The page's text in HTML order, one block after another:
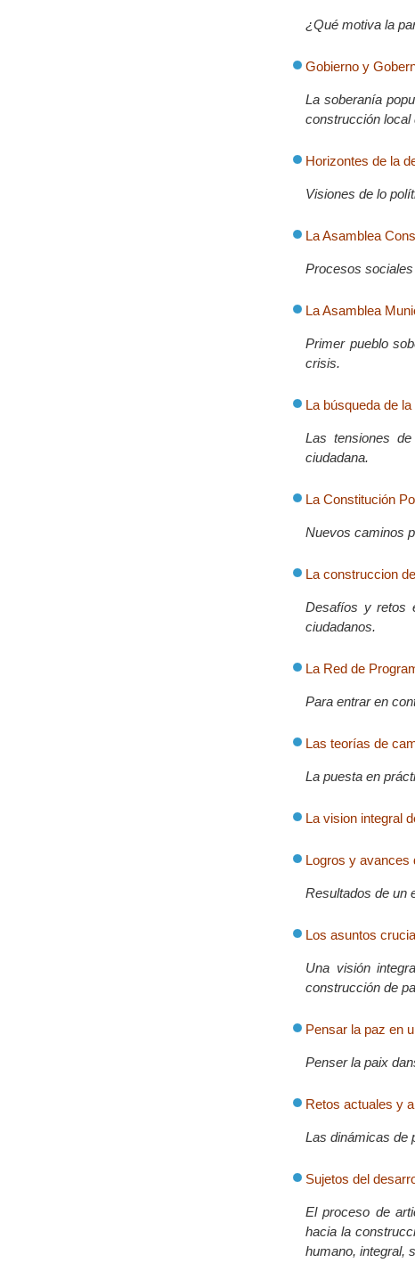
¿Qué motiva la
Gobierno y
La soberanía
construcción local
Horizontes de la
Visiones de lo
La Asamblea
Procesos
La Asamblea
Primer pueblo
crisis.
La búsqueda de
Las tensiones
ciudadana.
La Constitución
Nuevos caminos
La construccion
Desafíos y retos
ciudadanos.
La Red de
Para entrar en
Las teorías de
La puesta en
La vision integral
Logros y avances
Resultados de un
Los asuntos
Una visión
construcción de
Pensar la paz en
Penser la paix
Retos actuales y
Las dinámicas de
Sujetos del
El proceso de
hacia la
humano, integral,